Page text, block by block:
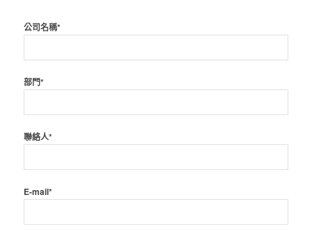
公司名稱*
部門*
聯絡人*
E-mail*